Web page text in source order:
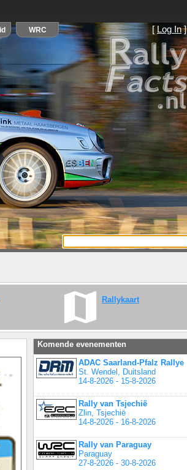
[ Log In]
Rallykaart
Komende evenementen
ADAC Saarland-Pfalz Rallye
St. Wendel, Duitsland
14-8-2026 - 15-8-2026
Rally van Tsjechië
Zlin, Tsjechië
14-8-2026 - 16-8-2026
Rally van Paraguay
Paraguay
27-8-2026 - 30-8-2026